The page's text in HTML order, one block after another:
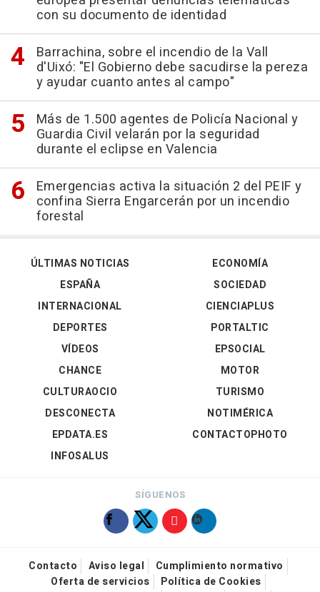
con su documento de identidad
Barrachina, sobre el incendio de la Vall
d'Uixó: "El Gobierno debe sacudirse la pereza
y ayudar cuanto antes al campo"
Más de 1.500 agentes de Policía Nacional y
Guardia Civil velarán por la seguridad
durante el eclipse en Valencia
Emergencias activa la situación 2 del PEIF y
confina Sierra Engarcerán por un incendio
forestal
ÚLTIMAS NOTICIAS
ESPAÑA
INTERNACIONAL
DEPORTES
VÍDEOS
ECONOMÍA
SOCIEDAD
CIENCIAPLUS
PORTALTIC
EPSOCIAL
CHANCE
CULTURAOCIO
DESCONECTA
EPDATA.ES
INFOSALUS
MOTOR
TURISMO
NOTIMÉRICA
CONTACTOPHOTO
SÍGUENOS
Contacto Aviso legal
Cumplimiento normativo
Oferta de servicios
Política de Cookies